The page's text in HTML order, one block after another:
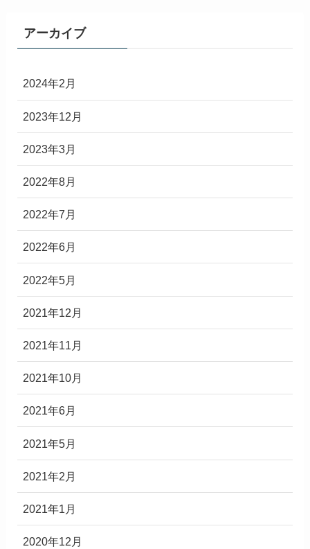
アーカイブ
2024年2月
2023年12月
2023年3月
2022年8月
2022年7月
2022年6月
2022年5月
2021年12月
2021年11月
2021年10月
2021年6月
2021年5月
2021年2月
2021年1月
2020年12月